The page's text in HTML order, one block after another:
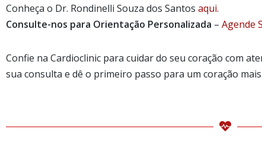
Conheça o Dr. Rondinelli Souza dos Santos aqui.
Consulte-nos para Orientação Personalizada – Agende
Confie na Cardioclinic para cuidar do seu coração com
sua consulta e dê o primeiro passo para um coração